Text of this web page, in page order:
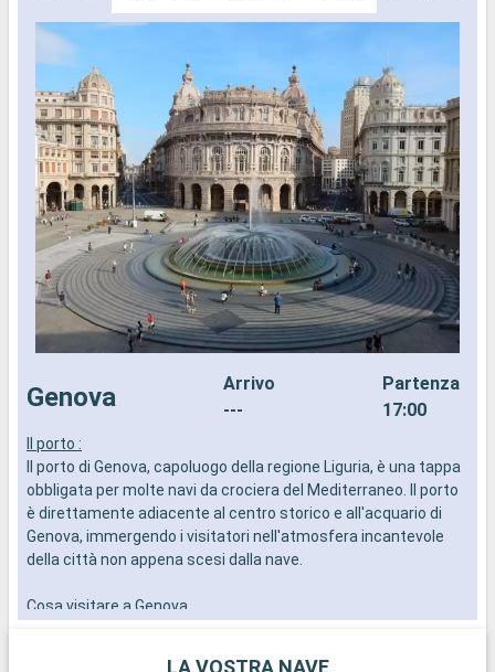
Genova
Arrivo
---
Partenza
17:00
Il porto :
Il porto di Genova, capoluogo della regione Liguria, è una tappa
obbligata per molte navi da crociera del Mediterraneo. Il porto
è direttamente adiacente al centro storico e all'acquario di
Genova, immergendo i visitatori nell'atmosfera incantevole
della città non appena scesi dalla nave.
Cosa visitare a Genova
LA VOSTRA NAVE